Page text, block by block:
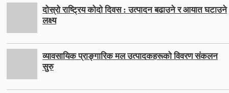
दोस्रो राष्ट्रिय कोदो दिवस : उत्पादन बढाउने र आयात घटाउने
लक्ष्य
व्यावसायिक प्राङ्गारिक मल उत्पादकहरूको विवरण संकलन
सुरु